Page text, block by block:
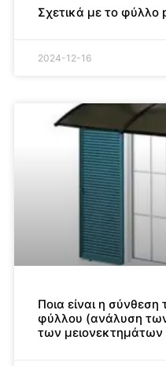
Σχετικά με το φύλλο
2024-12-16
Ποια είναι η
φύλλου (ανάλυση
των